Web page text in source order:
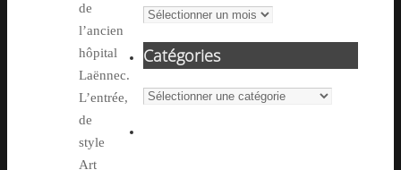
de
l’ancien
hôpital
Laënnec.
L’entrée,
de
style
Art
Archives
Catégories
Catégories